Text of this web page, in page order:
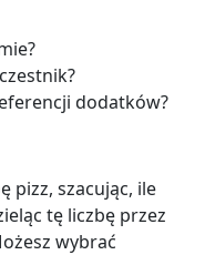
dodatków?
pizz, szacując, ile
tę liczbę przez
wybrać